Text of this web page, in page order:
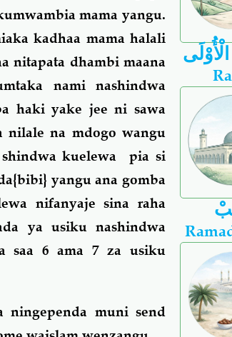
mama yangu.
kadhaa mama halali
nitapata dhambi maana
nami nashindwa
haki yake jee ni sawa
nilale na mdogo wangu
kuelewa pia si
yangu ana gomba
nifanyaje sina raha
ya usiku nashindwa
saa 6 ama 7 za usiku
muni send